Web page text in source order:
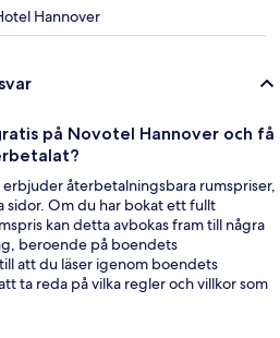
Hannover
på Novotel Hannover och få
återbetalningsbara rumspriser,
sidor. Om du har bokat ett fullt
kan detta avbokas fram till några
beroende på boendets
att du läser igenom boendets
ta reda på vilka regler och villkor som